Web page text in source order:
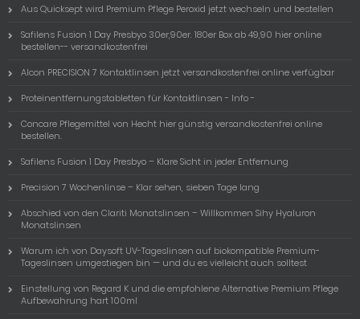
Aus Quicksept wird Premium Pflege Peroxid jetzt wechseln und bestellen
Safilens Fusion 1 Day Presbyo 30er,90er. 180er Box ab 49,90 hier online
bestellen-- versandkostenfrei
Alcon PRECISION 7 Kontaktlinsen jetzt versandkostenfrei online verfügbar
Proteinentfernungstabletten für Kontaktlinsen - Info -
Concare Pflegemittel von Hecht hier günstig versandkostenfrei online
bestellen.
Safilens Fusion 1 Day Presbyo – Klare Sicht in jeder Entfernung
Precision 7 Wochenlinse – Klar sehen, sieben Tage lang
Abschied von den Clariti Monatslinsen – Willkommen Sihy Hyaluron
Monatslinsen
Warum ich von Daysoft UV-Tageslinsen auf biokompatible Premium-
Tageslinsen umgestiegen bin — und du es vielleicht auch solltest
Einstellung von Regard K und die empfohlene Alternative Premium Pflege
Aufbewahrung hart 100ml